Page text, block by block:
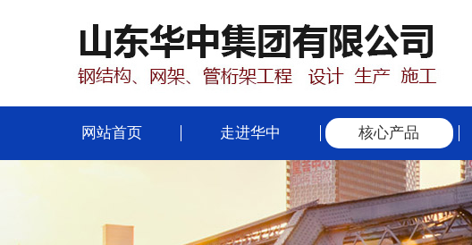
网站首页 走进华中 核心产品